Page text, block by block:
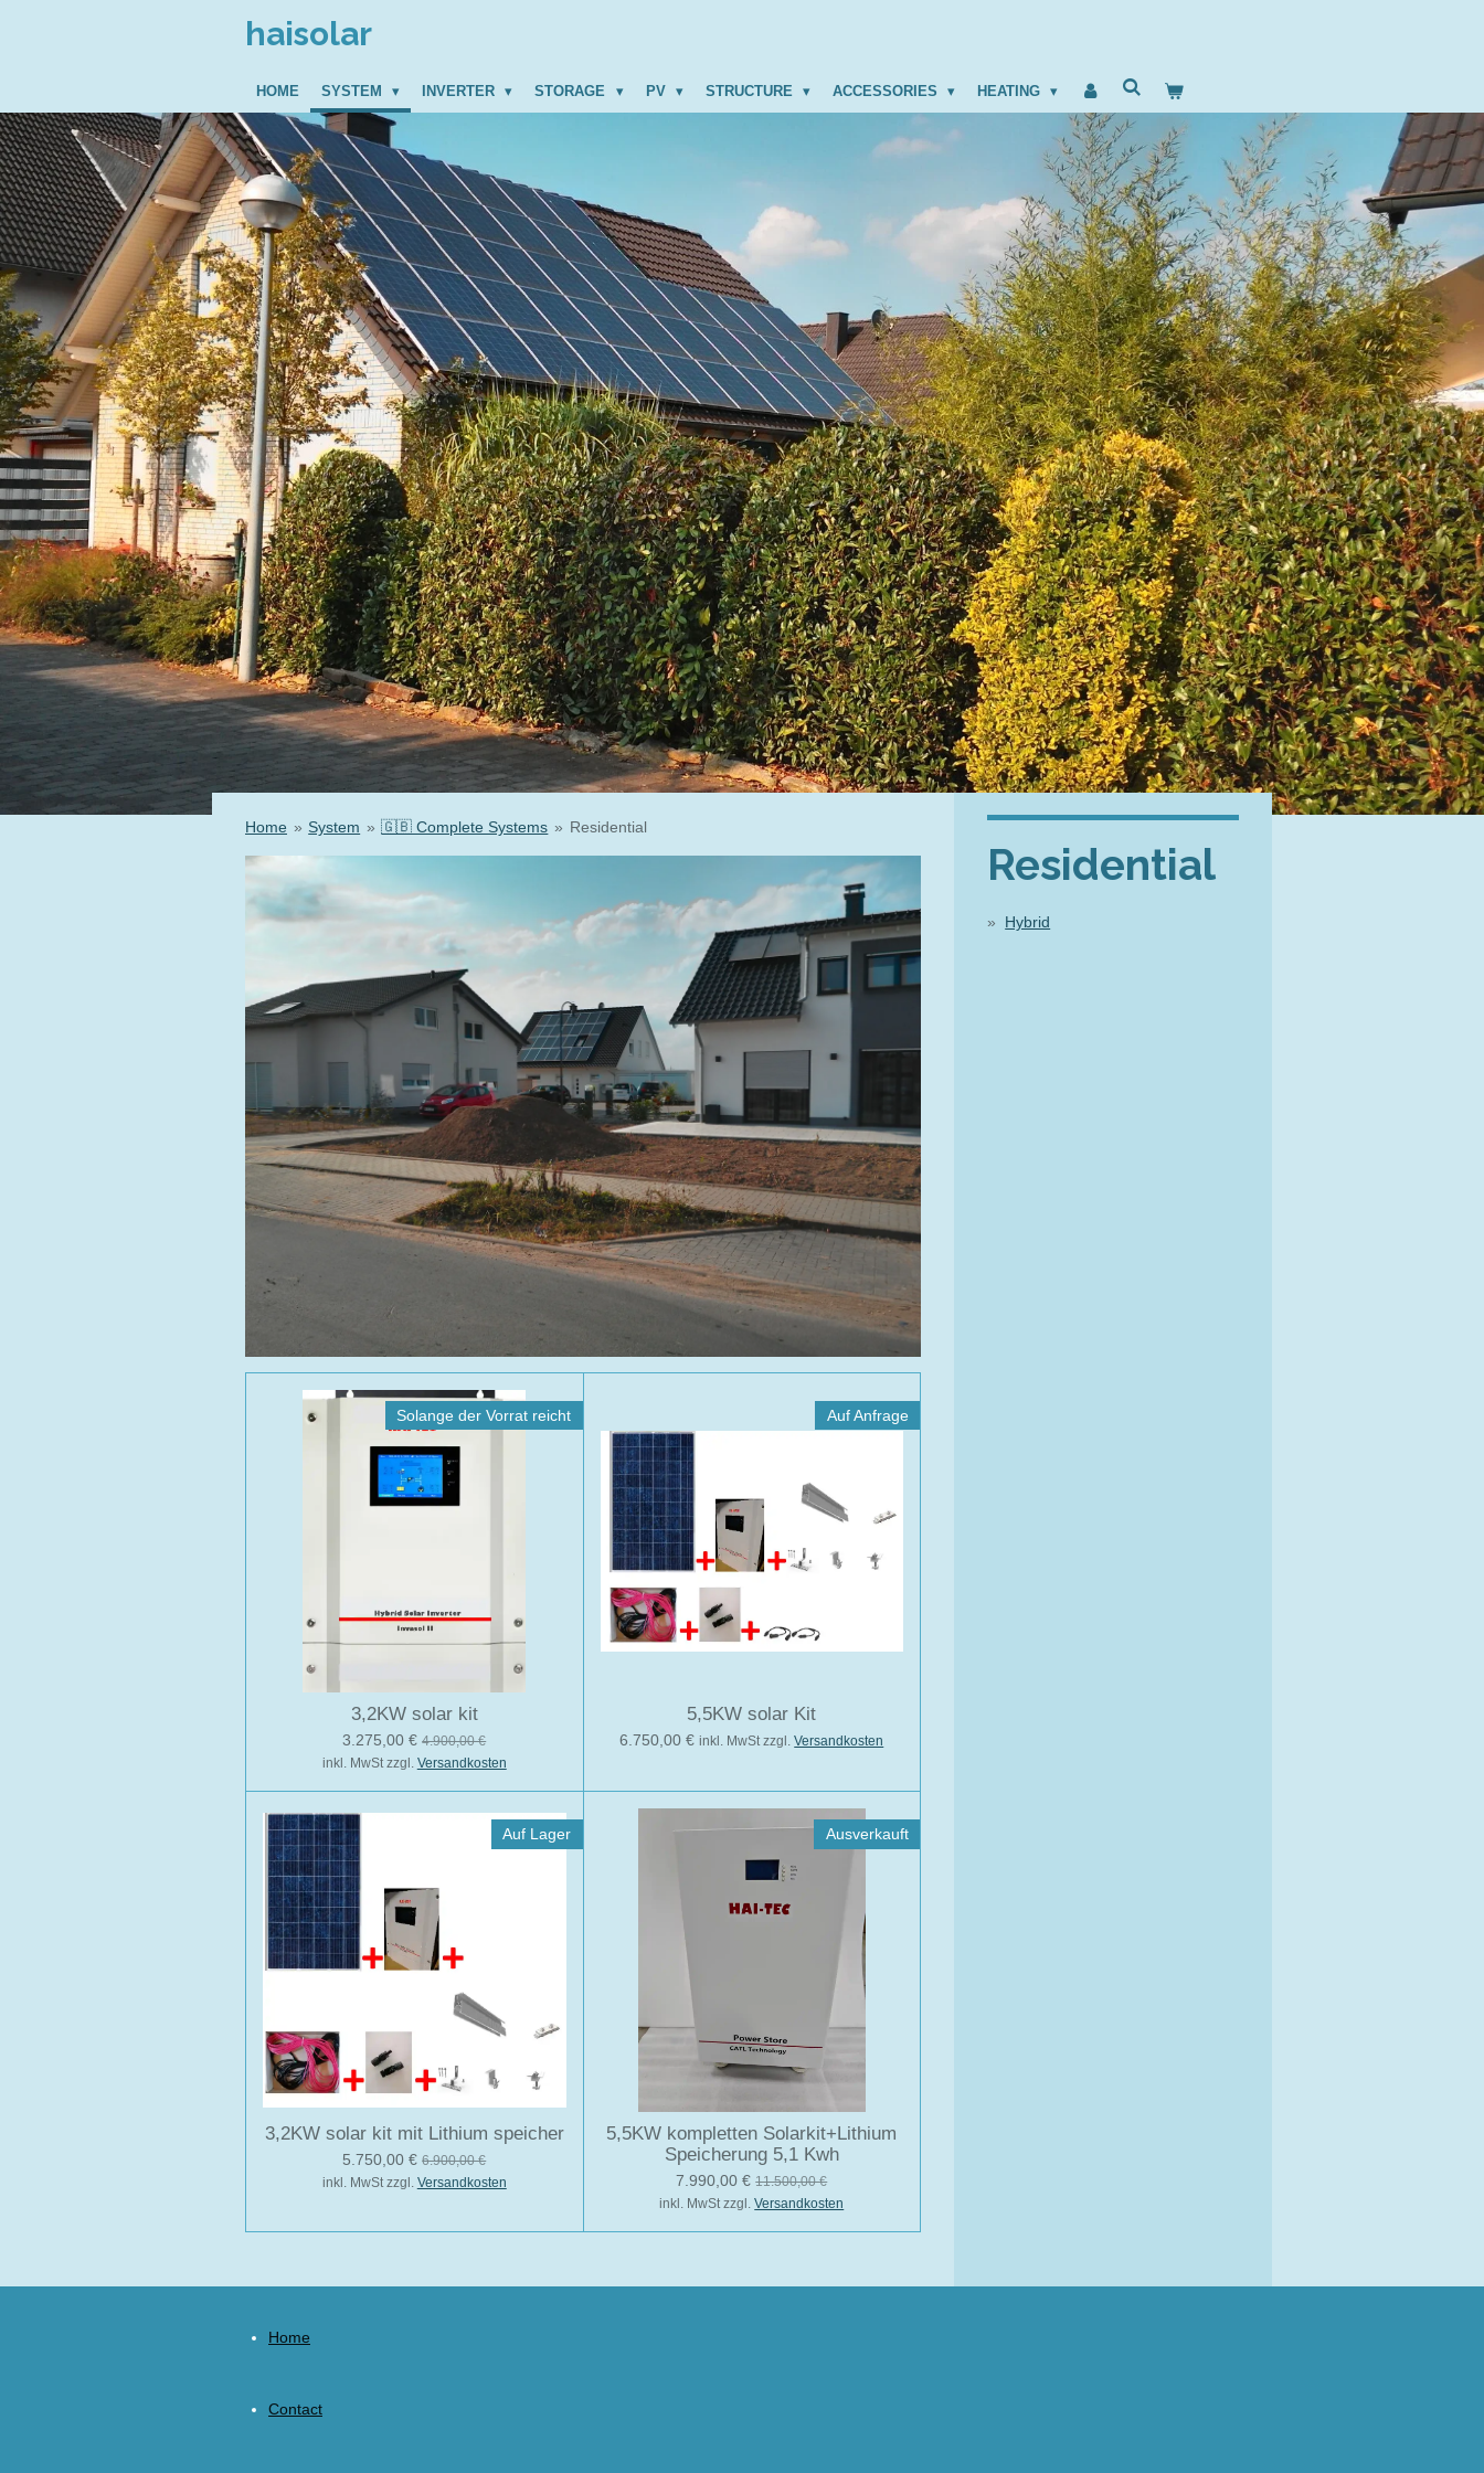
haisolar
HOME SYSTEM INVERTER STORAGE PV STRUCTURE ACCESSORIES HEATING
Home » System » 🇬🇧 Complete Systems » Residential
Solange der Vorrat reicht
3,2KW solar kit
3.275,00 € 4.900,00 €
inkl. MwSt zzgl. Versandkosten
Auf Anfrage
5,5KW solar Kit
6.750,00 € inkl. MwSt zzgl.Versandkosten
Auf Lager
3,2KW solar kit mit Lithium speicher
5.750,00 € 6.900,00 €
inkl. MwSt zzgl. Versandkosten
Ausverkauft
5,5KW kompletten Solarkit+Lithium
Speicherung 5,1 Kwh
7.990,00 € 11.500,00 €
inkl. MwSt zzgl.Versandkosten
Residential
Hybrid
Home
Contact